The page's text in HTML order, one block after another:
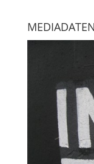
MEDIADATEN